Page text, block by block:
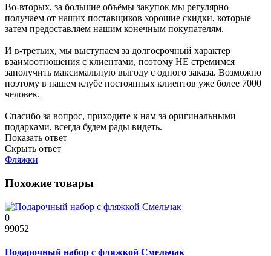
Во-вторых, за большие объёмы закупок мы регулярно
получаем от наших поставщиков хорошие скидки, которые
затем предоставляем нашим конечным покупателям.
И в-третьих, мы выступаем за долгосрочный характер
взаимоотношения с клиентами, поэтому НЕ стремимся
заполучить максимальную выгоду с одного заказа. Возможно
поэтому в нашем клубе постоянных клиентов уже более 7000
человек.
Спасибо за вопрос, приходите к нам за оригинальными
подарками, всегда будем рады видеть.
Показать ответ
Скрыть ответ
Фляжки
Похожие товары
0
99052
Подарочный набор с фляжкой Смельчак